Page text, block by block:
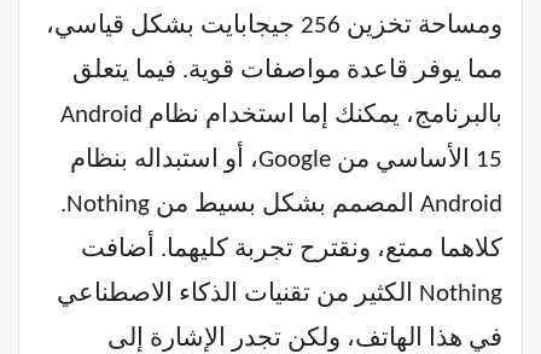
ومساحة تخزين 256 جيجابايت بشكل قياسي،
مما يوفر قاعدة مواصفات قوية. فيما يتعلق
بالبرنامج، يمكنك إما استخدام نظام Android
15 الأساسي من Google، أو استبداله بنظام
Android المصمم بشكل بسيط من Nothing.
كلاهما ممتع، ونقترح تجربة كليهما. أضافت
Nothing الكثير من تقنيات الذكاء الاصطناعي
في هذا الهاتف، ولكن تجدر الإشارة إلى